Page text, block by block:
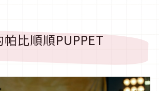
比順順PUPPET